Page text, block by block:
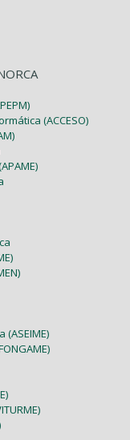
(ACCESO)
(ASEIME)